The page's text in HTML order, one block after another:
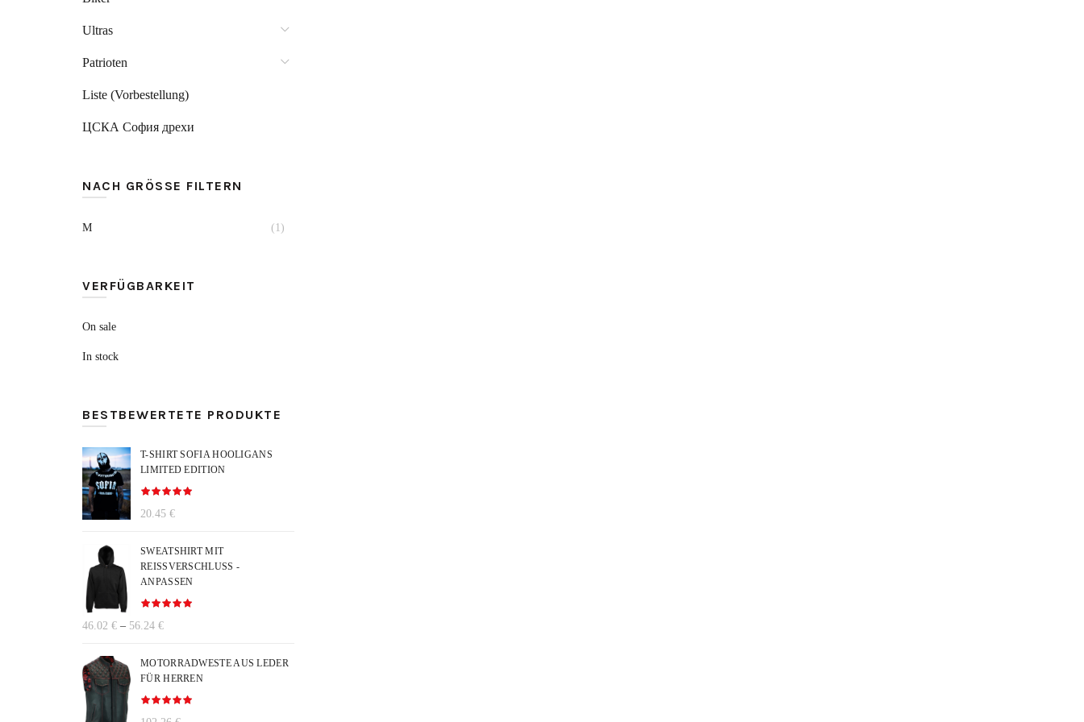
Ultras
Patrioten
Liste (Vorbestellung)
ЦСКА София дрехи
NACH GRÖSSE FILTERN
M (1)
VERFÜGBARKEIT
On sale
In stock
BESTBEWERTETE PRODUKTE
T-SHIRT SOFIA HOOLIGANS
LIMITED EDITION
20.45 €
SWEATSHIRT MIT
REISSVERSCHLUSS - А
NPASSEN
46.02 € – 56.24 €Preisspanne:
bis
56.24 €
MOTORRADWESTE AUS LEDER
FÜR HERREN